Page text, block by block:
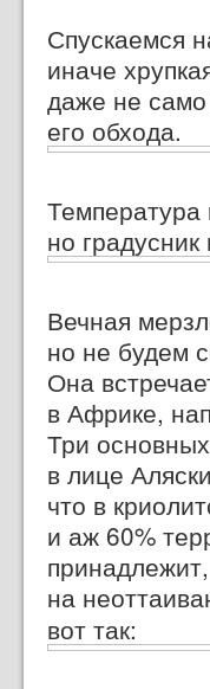
Спускаемся
иначе
даже не
его обхода.
Температура
но
Вечная
но не будем
Она
в Африке,
Три
в лице
что в
и аж 60%
на
вот так: